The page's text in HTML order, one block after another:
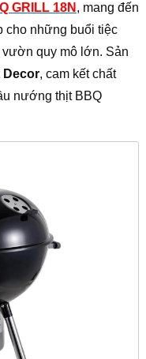
GRILL 18N , mang đến
cho những buổi tiệc
quy mô lớn. Sản
Decor, cam kết chất
nướng thịt BBQ